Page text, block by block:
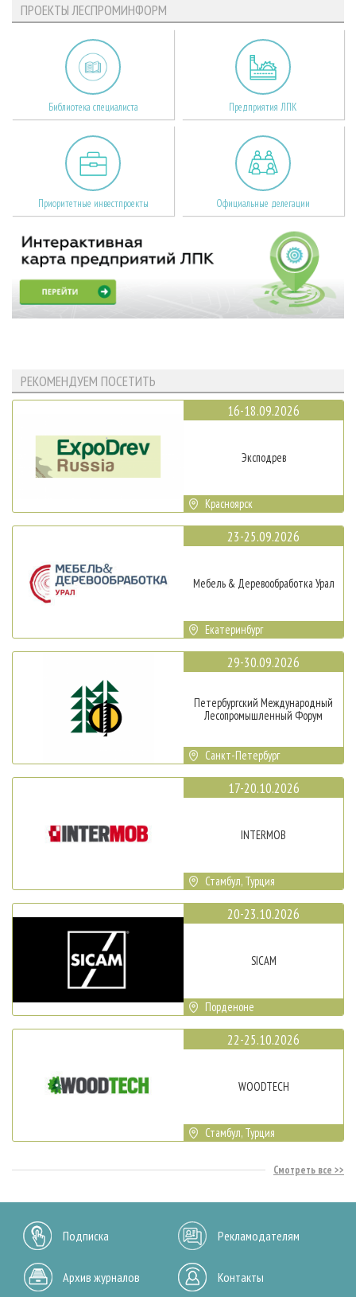
ПРОЕКТЫ ЛЕСПРОМИНФОРМ
Библиотека специалиста Предприятия ЛПК
Приоритетные инвестпроекты Официальные делегации
РЕКОМЕНДУЕМ ПОСЕТИТЬ
16-18.09.2026
Эксподрев
Красноярск
23-25.09.2026
Мебель & Деревообработка Урал
Екатеринбург
29-30.09.2026
Петербургский Международный
Лесопромышленный Форум
Санкт-Петербург
17-20.10.2026
INTERMOB
Стамбул, Турция
20-23.10.2026
SICAM
Порденоне
22-25.10.2026
WOODTECH
Стамбул, Турция
Смотреть все
Подписка Рекламодателям
Архив журналов Контакты